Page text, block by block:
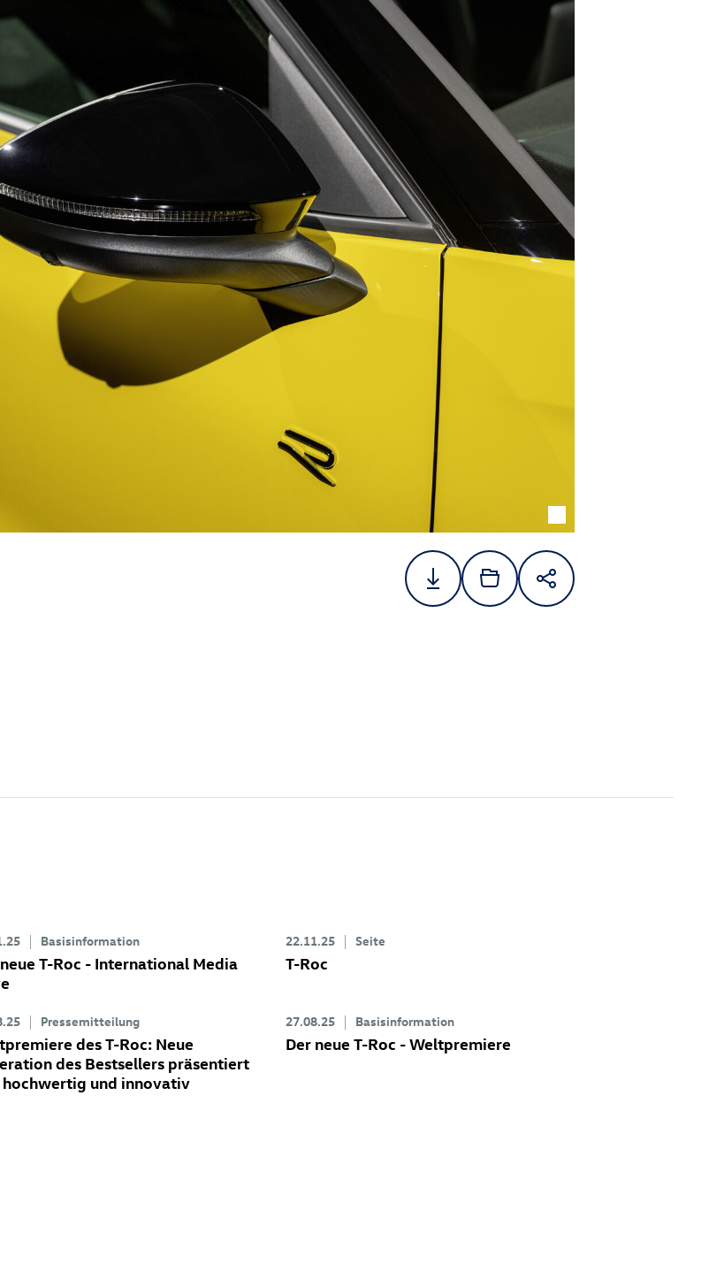
Basisinformation
T-Roc - International Media
22.11.25 Seite
T-Roc
Pressemitteilung
desT-Roc: Neue
des Bestsellers präsentiert
hochwertig und innovativ
27.08.25 Basisinformation
Der neueT-Roc - Weltpremiere